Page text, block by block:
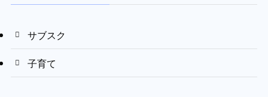
サブスク
子育て